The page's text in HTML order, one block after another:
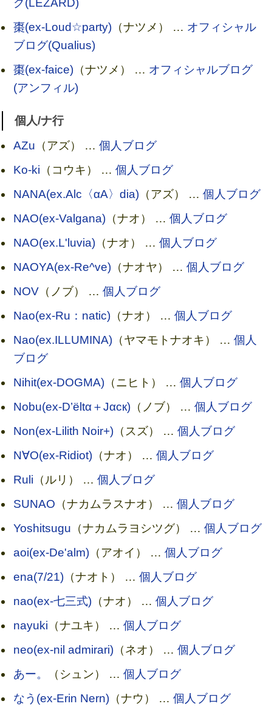
グ(LEZARD)
棗(ex-Loud☆party)（ナツメ） … オフィシャル
ブログ(Qualius)
棗(ex-faice)（ナツメ） … オフィシャルブログ
(アンフィル)
個人/ナ行
AZu （アズ） … 個人ブログ
Ko-ki （コウキ） … 個人ブログ
NANA(ex.Alc〈αA〉dia)（アズ） … 個人ブログ
NAO(ex-Valgana)（ナオ） … 個人ブログ
NAO(ex.L'luvia)（ナオ） … 個人ブログ
NAOYA(ex-Re^ve)（ナオヤ） … 個人ブログ
NOV（ノブ） … 個人ブログ
Nao(ex-Ru：natic)（ナオ） … 個人ブログ
Nao(ex.ILLUMINA)（ヤマモトナオキ） … 個人
ブログ
Nihit(ex-DOGMA)（ニヒト） … 個人ブログ
Nobu(ex-D’ёltα＋Jαск)（ノブ） … 個人ブログ
Non(ex-Lilith Noir+)（スズ） … 個人ブログ
N∀O(ex-Ridiot)（ナオ） … 個人ブログ
Ruli （ルリ） … 個人ブログ
SUNAO （ナカムラスナオ） … 個人ブログ
Yoshitsugu （ナカムラヨシツグ） … 個人ブログ
aoi(ex-De'alm)（アオイ） … 個人ブログ
ena(7/21)（ナオト） … 個人ブログ
nao(ex-七三式)（ナオ） … 個人ブログ
nayuki （ナユキ） … 個人ブログ
neo(ex-nil admirari)（ネオ） … 個人ブログ
あー。
（シュン） … 個人ブログ
なう(ex-Erin Nern)（ナウ） … 個人ブログ